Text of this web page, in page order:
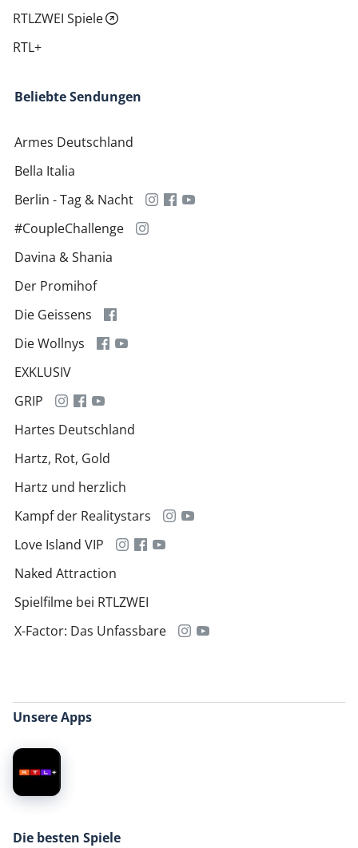
RTLZWEI Spiele
RTL+
Beliebte Sendungen
Armes Deutschland
Bella Italia
Berlin - Tag & Nacht
#CoupleChallenge
Davina & Shania
Der Promihof
Die Geissens
Die Wollnys
EXKLUSIV
GRIP
Hartes Deutschland
Hartz, Rot, Gold
Hartz und herzlich
Kampf der Realitystars
Love Island VIP
Naked Attraction
Spielfilme bei RTLZWEI
X-Factor: Das Unfassbare
Unsere Apps
Die besten Spiele